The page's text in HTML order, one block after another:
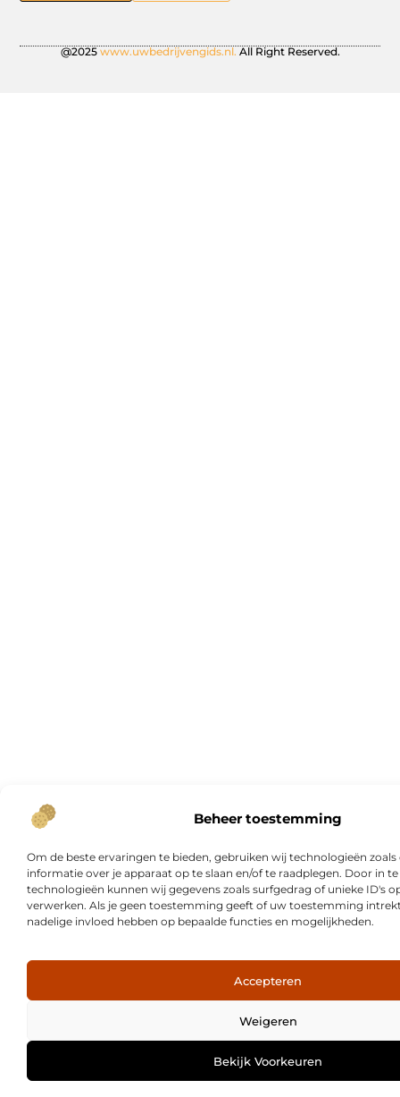
Beheer toestemming
Om de beste ervaringen te bieden, gebruiken wij technologieën
informatie over je apparaat op te slaan en/of te raadplegen. Door in
technologieën kunnen wij gegevens zoals surfgedrag of unieke ID's
verwerken. Als je geen toestemming geeft of uw toestemming
nadelige invloed hebben op bepaalde functies en mogelijkheden.
Accepteren
Weigeren
Bekijk Voorkeuren
@2025 www.uwbedrijvengids.nl. All Right Reserved.